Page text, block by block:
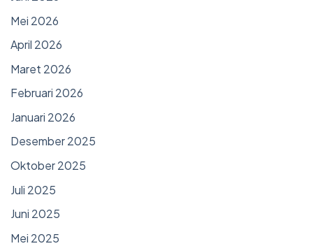
Mei 2026
April 2026
Maret 2026
Februari 2026
Januari 2026
Desember 2025
Oktober 2025
Juli 2025
Juni 2025
Mei 2025